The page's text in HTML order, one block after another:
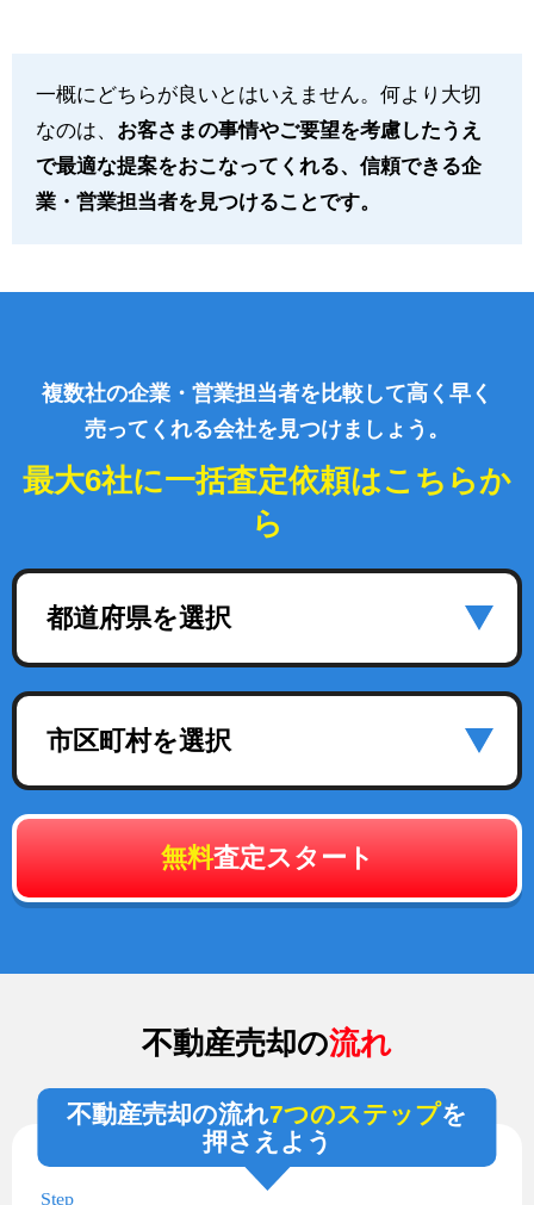
一概にどちらが良いとはいえません。何より大切
なのは、 お客さまの事情やご要望を考慮したうえ
で最適な提案をおこなってくれる、信頼できる企
業・営業担当者を見つけることです。
複数社の企業・営業担当者を比較して高く早く
売ってくれる会社を見つけましょう。
最大6社に一括査定依頼はこちらか
ら
都道府県を選択
市区町村を選択
無料査定スタート
不動産売却の流れ
不動産売却の流れ7つのステップを
押さえよう